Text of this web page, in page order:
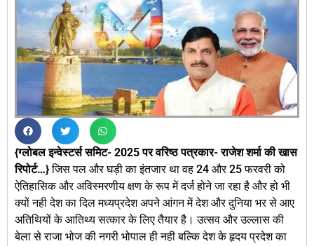
{ग्लोबल इन्वेस्टर्स समिट- 2025 पर वरिष्ठ पत्रकार- राजेश शर्मा की खास
रिपोर्ट…}जिस पल और घड़ी का इंतजार था वह 24 और 25 फरवरी को
ऐतिहासिक और अविस्मरणीय क्षण के रूप में दर्ज होने जा रहा है और हो भी
क्यों नही देश का दिल मध्यप्रदेश अपने आंगन में देश और दुनिया भर से आए
अतिथियों के आतिथ्य सत्कार के लिए तैयार है। उत्सव और उल्लास की
बेला से राजा भोज की नगरी भोपाल ही नही बल्कि देश के हृदय प्रदेश का